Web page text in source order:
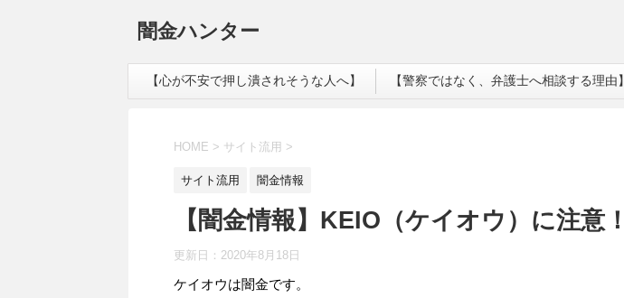
闇金ハンター
【心が不安で押し潰されそうな人へ】 【警察ではなく、弁護士へ相談する理由】
HOME > サイト流用 >
サイト流用 闇金情報
【闇金情報】KEIO（ケイオウ）に注意！
更新日： 2020年8月18日
ケイオウは闇金です。